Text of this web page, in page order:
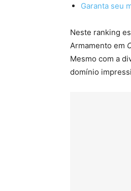
Garanta seu
Neste ranking
Armamento em
Mesmo com a
domínio